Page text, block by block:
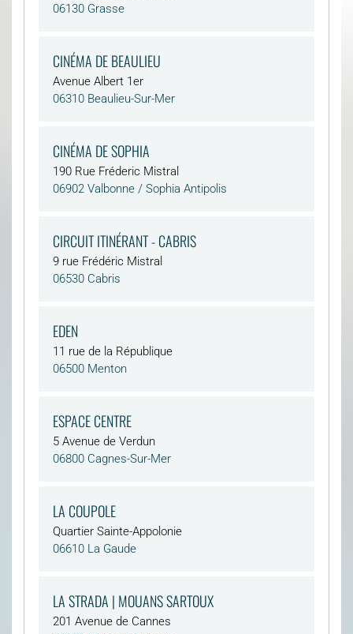
06130 Grasse
CINÉMA DE BEAULIEU
Avenue Albert 1er
06310 Beaulieu-Sur-Mer
CINÉMA DE SOPHIA
190 Rue Fréderic Mistral
06902 Valbonne / Sophia Antipolis
CIRCUIT ITINÉRANT - CABRIS
9 rue Frédéric Mistral
06530 Cabris
EDEN
11 rue de la République
06500 Menton
ESPACE CENTRE
5 Avenue de Verdun
06800 Cagnes-Sur-Mer
LA COUPOLE
Quartier Sainte-Appolonie
06610 La Gaude
LA STRADA | MOUANS SARTOUX
201 Avenue de Cannes